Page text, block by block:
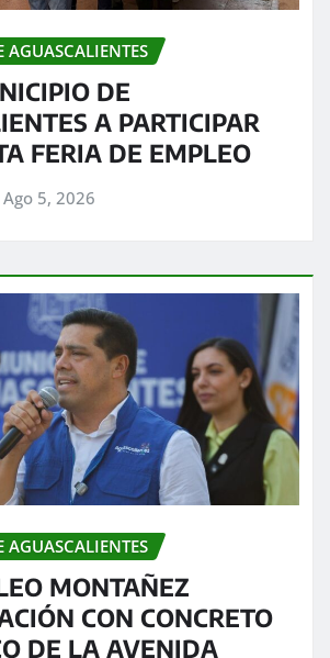
DE
A PARTICIPAR
FERIA DE EMPLEO
Ago 5, 2026
MONTAÑEZ
CON CONCRETO
DE LA AVENIDA